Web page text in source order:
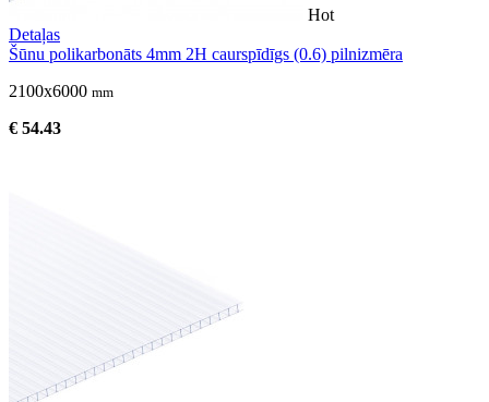
Hot
Detaļas
Šūnu polikarbonāts 4mm 2H caurspīdīgs (0.6) pilnizmēra
2100x6000 mm
€ 54.43